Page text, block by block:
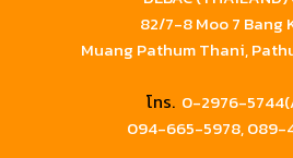
82/7-8 Moo 7 Bang
Muang Pathum Thani,
โทร. 0-2976-
094-665-5978,089-